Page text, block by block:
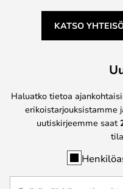
KATSO
Haluatko tietoa
erikoistarjouksistamme
uutiskirjeemme saat